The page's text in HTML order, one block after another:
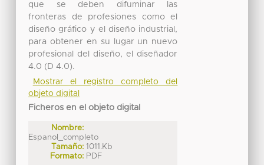
que se deben difuminar las
fronteras de profesiones como el
diseño gráfico y el diseño industrial,
para obtener en su lugar un nuevo
profesional del diseño, el diseñador
4.0 (D 4.0).
Mostrar el registro completo del
objeto digital
Ficheros en el objeto digital
Nombre:
Espanol_completo
Tamaño: 1011.Kb
Formato: PDF